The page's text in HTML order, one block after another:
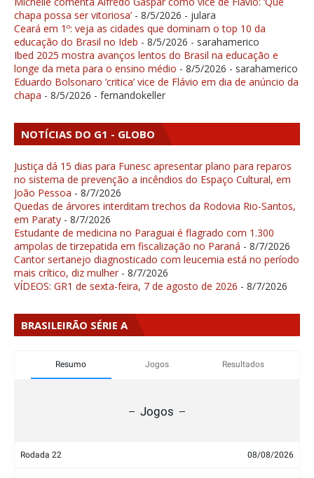
chapa possa ser vitoriosa’ - 8/5/2026 - julara
Ceará em 1º: veja as cidades que dominam o top 10 da
educação do Brasil no Ideb - 8/5/2026 - sarahamerico
Ibed 2025 mostra avanços lentos do Brasil na educação e
longe da meta para o ensino médio - 8/5/2026 - sarahamerico
Eduardo Bolsonaro ‘critica’ vice de Flávio em dia de anúncio da
chapa - 8/5/2026 - fernandokeller
NOTÍCIAS DO G1 - GLOBO
Justiça dá 15 dias para Funesc apresentar plano para reparos
no sistema de prevenção a incêndios do Espaço Cultural, em
João Pessoa - 8/7/2026
Quedas de árvores interditam trechos da Rodovia Rio-Santos,
em Paraty - 8/7/2026
Estudante de medicina no Paraguai é flagrado com 1.300
ampolas de tirzepatida em fiscalização no Paraná - 8/7/2026
Cantor sertanejo diagnosticado com leucemia está no período
mais crítico, diz mulher - 8/7/2026
VÍDEOS: GR1 de sexta-feira, 7 de agosto de 2026 - 8/7/2026
BRASILEIRÃO SÉRIE A
Resumo Jogos Resultados
Jogos
Rodada 22 08/08/2026